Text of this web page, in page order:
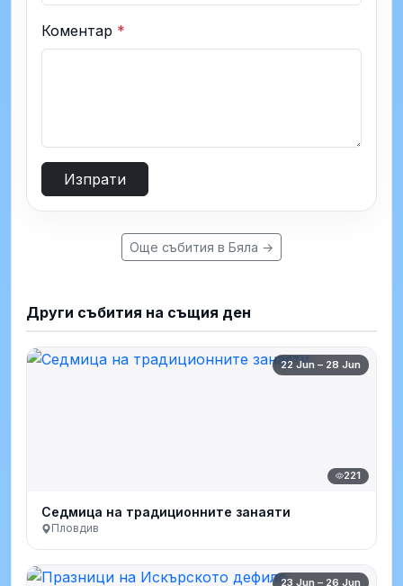
Коментар *
Изпрати
Още събития в Бяла →
Други събития на същия ден
22 Jun – 28 Jun
221
Седмица на традиционните занаяти
Пловдив
23 Jun – 26 Jun